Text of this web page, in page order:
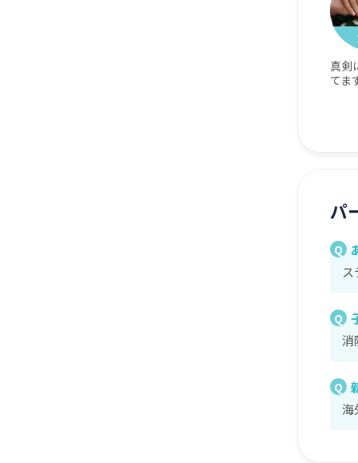
真剣
てま
パ
Q
Q
消
Q
海